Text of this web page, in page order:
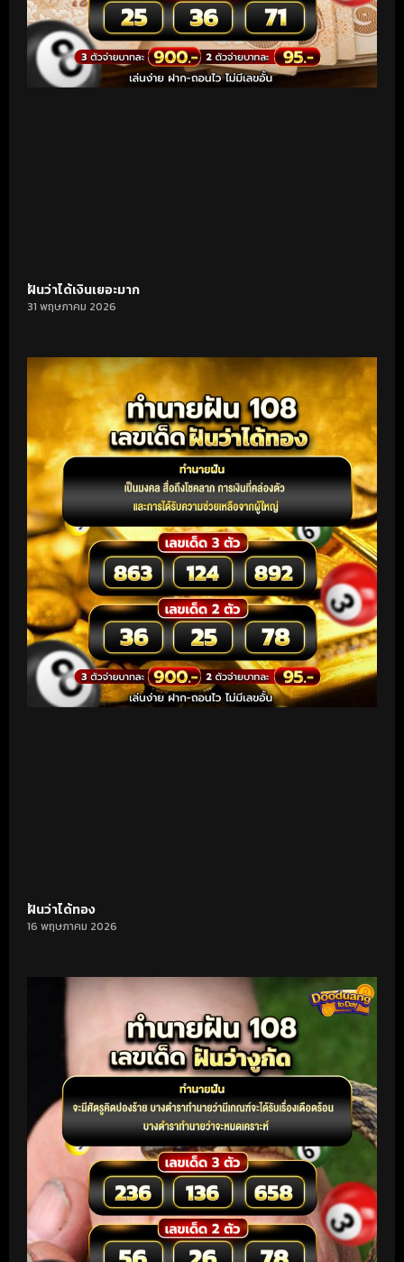
ฝันว่าได้เงินเยอะมาก
31 พฤษภาคม 2026
ฝันว่าได้ทอง
16 พฤษภาคม 2026